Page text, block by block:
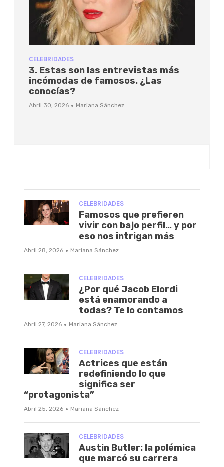
CELEBRIDADES
3. Estas son las entrevistas más
incómodas de famosos. ¿Las
conocías?
Abril 30, 2026 · Mariana Sánchez
CELEBRIDADES
Famosos que prefieren
vivir con bajo perfil… y por
eso nos intrigan más
Abril 28, 2026 · Mariana Sánchez
CELEBRIDADES
¿Por qué Jacob Elordi
está enamorando a
todas? Te lo contamos
Abril 27, 2026 · Mariana Sánchez
CELEBRIDADES
Actrices que están
redefiniendo lo que
significa ser
“protagonista”
Abril 25, 2026 · Mariana Sánchez
CELEBRIDADES
Austin Butler: la polémica
que marcó su carrera